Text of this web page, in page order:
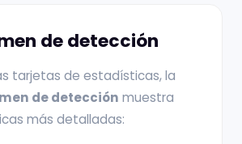
de detección
tarjetas de estadísticas, la
de detección muestra
más detalladas: